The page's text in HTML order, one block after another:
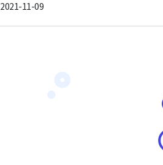
2021-11-09